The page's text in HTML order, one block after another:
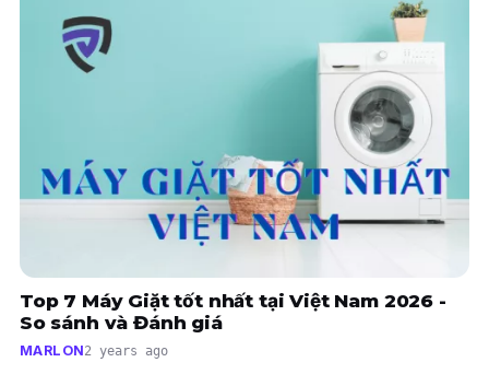
Top 7 Máy Giặt tốt nhất tại Việt Nam 2026 -
So sánh và Đánh giá
MARLON2 years ago